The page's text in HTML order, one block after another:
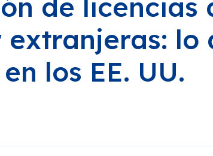
lo
los EE. UU.